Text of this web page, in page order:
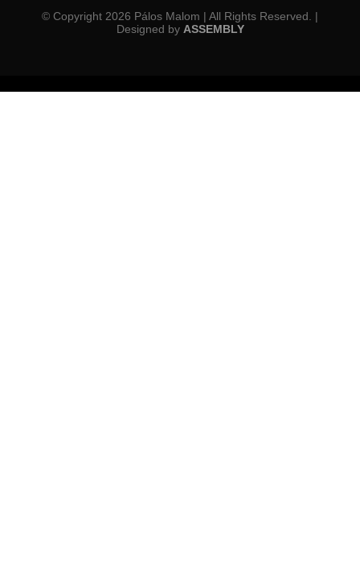
© Copyright 2026 Pálos Malom | All Rights Reserved. |
Designed by ASSEMBLY